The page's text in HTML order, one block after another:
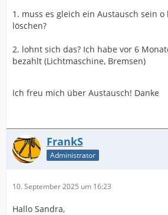
1. muss es gleich ein Austausch sein
löschen?
2. lohnt sich das? Ich habe vor 6
bezahlt (Lichtmaschine, Bremsen)
Ich freu mich über Austausch! Danke
FrankS
Administrator
10. September 2025 um 16:23
Hallo Sandra,